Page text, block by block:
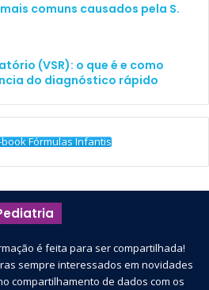
comuns causados pela S.
(VSR): o que é e como
do diagnóstico rápido
book Fórmulas Infantis
é feita para ser compartilhada!
sempre interessados em novidades
compartilhamento de dados com os